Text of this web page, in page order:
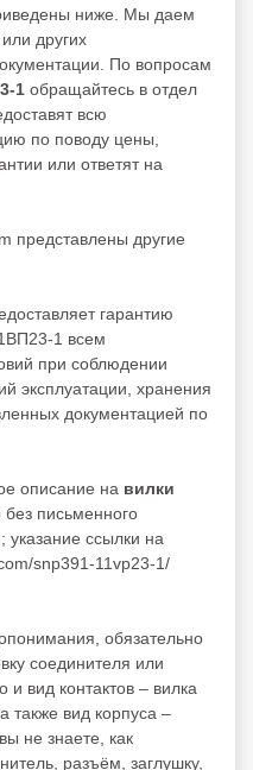
ниже. Мы даем
других
По вопросам
1 обращайтесь в отдел
всю
по поводу цены,
или ответят на
представлены другие
гарантию
1 всем
при соблюдении
эксплуатации, хранения
документацией по
описание на вилки
письменного
указание ссылки на
snp391-11vp23-1/
обязательно
соединителя или
вид контактов – вилка
также вид корпуса –
не знаете, как
разъём, заглушку,